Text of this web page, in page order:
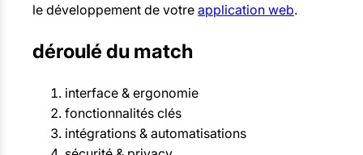
le développement de votre application web.
déroulé du match
interface & ergonomie
fonctionnalités clés
intégrations & automatisations